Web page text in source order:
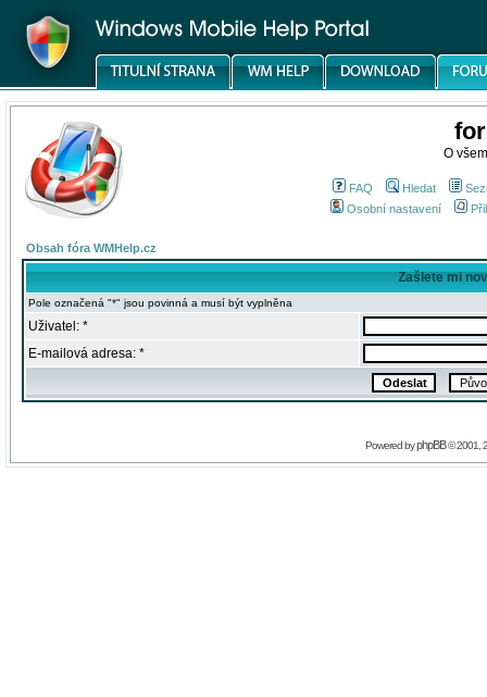
O
FAQ Hledat
Osobní nastavení
Obsah fóra WMHelp.cz
Zašlete mi
Pole označená "*" jsou povinná a musí být vyplněna
Uživatel: *
E-mailová adresa: *
Powered byphpBB© 2001,